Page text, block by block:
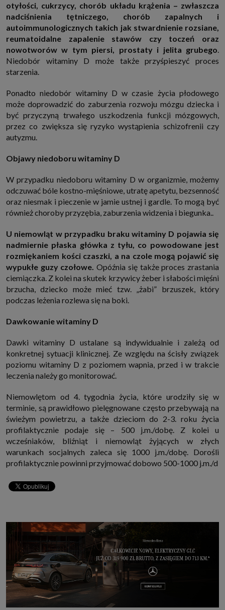
otyłości, cukrzycy, chorób układu krążenia – zwłaszcza
nadciśnienia tętniczego, chorób zapalnych i
autoimmunologicznych takich jak stwardnienie rozsiane,
reumatoidalne zapalenie stawów czy toczeń oraz
nowotworów w tym piersi, prostaty i jelita grubego.
Niedobór witaminy D może także przyśpieszyć proces
starzenia.
Ponadto niedobór witaminy D w czasie życia płodowego
może doprowadzić do zaburzenia rozwoju mózgu dziecka i
być przyczyną trwałego uszkodzenia funkcji mózgowych,
przez co zwiększa się ryzyko wystąpienia schizofrenii czy
autyzmu.
Objawy niedoboru witaminy D
W przypadku niedoboru witaminy D w organizmie, możemy
odczuwać bóle kostno-mięśniowe, utratę apetytu, bezsenność
oraz niesmak i pieczenie w jamie ustnej i gardle. To mogą być
również choroby przyzębia, zaburzenia widzenia i biegunka..
U niemowląt w przypadku braku witaminy D pojawia się
nadmiernie płaska główka z tyłu, co powodowane jest
rozmiękaniem kości czaszki, a na czole mogą pojawić się
wypukłe guzy czołowe. Opóźnia się także proces zrastania
ciemiączka. Z kolei na skutek krzywicy żeber i słabości mięśni
brzucha, dziecko może mieć tzw. „żabi” brzuszek, który
podczas leżenia rozlewa się na boki.
Dawkowanie witaminy D
Dawki witaminy D ustalane są indywidualnie i zależą od
konkretnej sytuacji klinicznej. Ze względu na ścisły związek
poziomu witaminy D z poziomem wapnia, przed i w trakcie
leczenia należy go monitorować.
Niemowlętom od 4. tygodnia życia, które urodziły się w
terminie, są prawidłowo pielęgnowane często przebywają na
świeżym powietrzu, a także dzieciom do 2-3. roku życia
profilaktycznie podaje się – 500 j.m./dobę. Z kolei u
wcześniaków, bliźniąt i niemowląt żyjących w złych
warunkach socjalnych zaleca się 1000 j.m./dobę. Dorośli
profilaktycznie powinni przyjmować dobowo 500-1000 j.m./d